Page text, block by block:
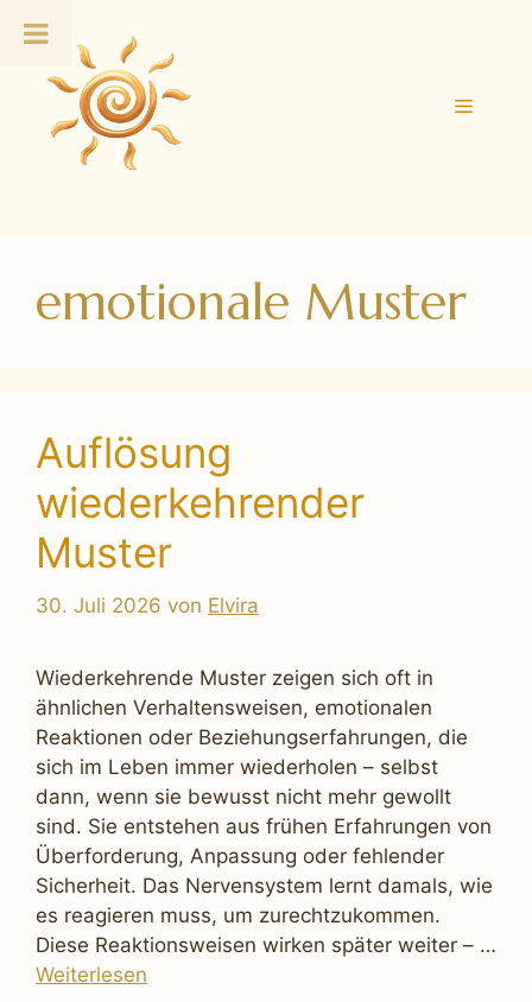
Inhalt
springen
Menü
emotionale Muster
Auflösung
wiederkehrender
Muster
30. Juli 2026 von Elvira
Wiederkehrende Muster zeigen sich oft in
ähnlichen Verhaltensweisen, emotionalen
Reaktionen oder Beziehungserfahrungen, die
sich im Leben immer wiederholen – selbst
dann, wenn sie bewusst nicht mehr gewollt
sind. Sie entstehen aus frühen Erfahrungen von
Überforderung, Anpassung oder fehlender
Sicherheit. Das Nervensystem lernt damals, wie
es reagieren muss, um zurechtzukommen.
Diese Reaktionsweisen wirken später weiter – …
Weiterlesen